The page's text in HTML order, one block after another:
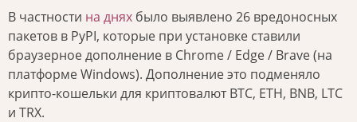
В частности на днях было выявлено 26 вредоносных
пакетов в PyPI, которые при установке ставили
браузерное дополнение в Chrome / Edge / Brave (на
платформе Windows). Дополнение это подменяло
крипто-кошельки для криптовалют BTC, ETH, BNB, LTC
и TRX.